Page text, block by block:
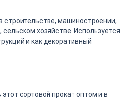
строительстве, машиностроении,
хозяйстве. Используется
и как декоративный
сортовой прокат оптом и в